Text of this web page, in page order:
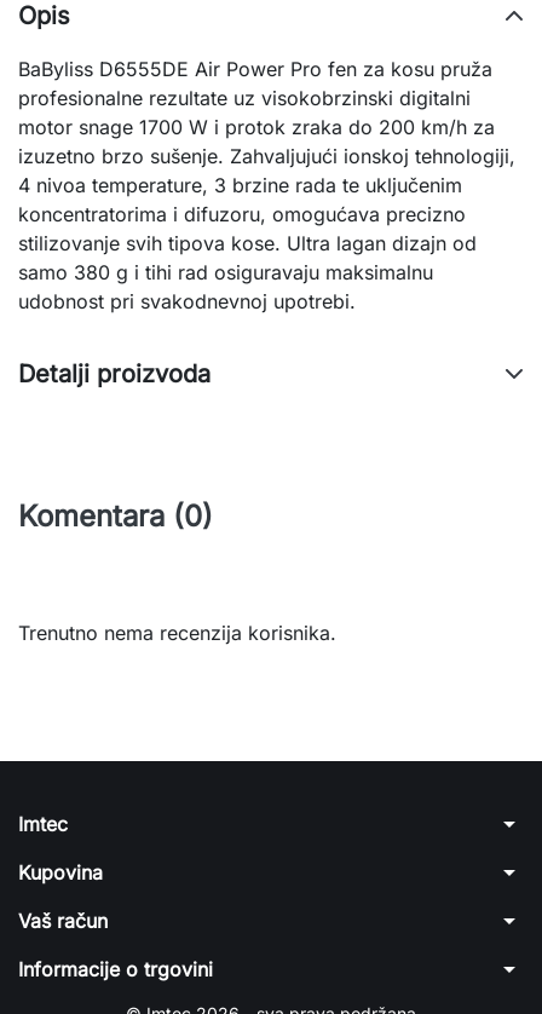
Opis
BaByliss D6555DE Air Power Pro fen za kosu pruža
profesionalne rezultate uz visokobrzinski digitalni
motor snage 1700 W i protok zraka do 200 km/h za
izuzetno brzo sušenje. Zahvaljujući ionskoj tehnologiji,
4 nivoa temperature, 3 brzine rada te uključenim
koncentratorima i difuzoru, omogućava precizno
stilizovanje svih tipova kose. Ultra lagan dizajn od
samo 380 g i tihi rad osiguravaju maksimalnu
udobnost pri svakodnevnoj upotrebi.
Detalji proizvoda
Komentara (0)
Trenutno nema recenzija korisnika.
Imtec arrow_drop_down
Kupovina arrow_drop_down
Vaš račun arrow_drop_down
Informacije o trgovini arrow_drop_down